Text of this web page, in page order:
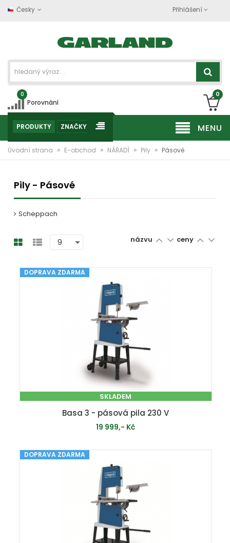
Česky Přihlášení
0
Porovnání
0
MENU
PRODUKTY ZNAČKY
Úvodní strana » E-obchod » NÁŘADÍ » Pily » Pásové
Pily - Pásové
Scheppach
názvu ceny
DOPRAVA ZDARMA
SKLADEM
Basa 3 - pásová pila 230 V
19 999,- Kč
DOPRAVA ZDARMA